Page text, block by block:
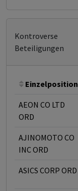
Kontroverse
Beteiligungen
Einzelposition
AEON CO LTD
ORD
AJINOMOTO CO
INC ORD
ASICS CORP ORD